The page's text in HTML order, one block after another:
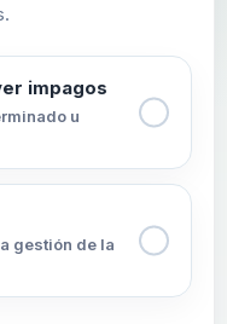
impagos
u
gestión de la